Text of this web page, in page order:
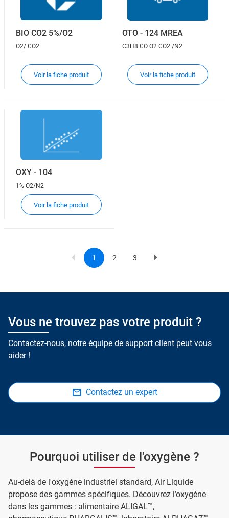
BIO CO2 5%/O2
O2/ CO2
Voir la fiche produit
OTO - 124 MREA
C3H8 CO O2 CO2 /N2
Voir la fiche produit
OXY - 104
1% O2/N2
Voir la fiche produit
Current
page
1 Page
2 Page
3
Page
Vous ne trouvez pas votre produit ?
Contactez-nous, notre équipe de support client peut vous
aider !
Contactez un expert
Pourquoi utiliser de l'oxygène ?
Au-delà de l'oxygène industriel standard, Air Liquide
propose des gammes spécifiques. Découvrez l’oxygène
dans les gammes : alimentaire ALIGAL™,